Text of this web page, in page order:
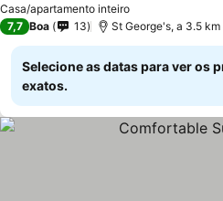
Casa/apartamento inteiro
7,7 Boa 13 St George's, a 3.5
Selecione as datas para ver os
exatos.